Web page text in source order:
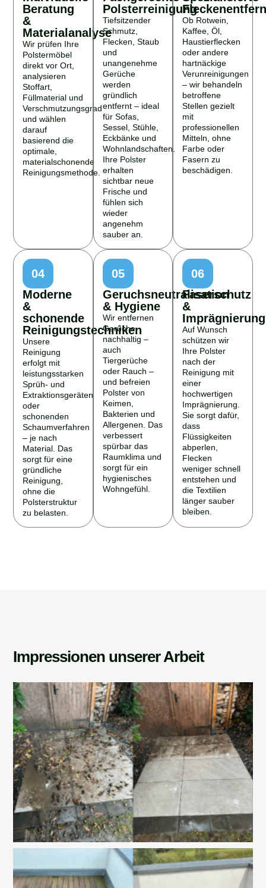
Beratung
&
Materialanalyse
Wir prüfen Ihre
Polstermöbel
direkt vor Ort,
analysieren
Stoffart,
Füllmaterial und
Verschmutzungsgrad
und wählen
darauf
basierend die
optimale,
materialschonende
Reinigungsmethode.
Polsterreinigung
Tiefsitzender
Schmutz,
Flecken, Staub
und
unangenehme
Gerüche
werden
gründlich
entfernt – ideal
für Sofas,
Sessel, Stühle,
Eckbänke und
Wohnlandschaften.
Ihre Polster
erhalten
sichtbar neue
Frische und
fühlen sich
wieder
angenehm
sauber an.
Ob Rotwein,
Kaffee, Öl,
Haustierflecken
oder andere
hartnäckige
Verunreinigungen
– wir behandeln
betroffene
Stellen gezielt
mit
professionellen
Mitteln, ohne
Farbe oder
Fasern zu
beschädigen.
04
Moderne
&
schonende
Reinigungstechniken
Unsere
Reinigung
erfolgt mit
leistungsstarken
Sprüh- und
Extraktionsgeräten
oder
schonenden
Schaumverfahren
– je nach
Material. Das
sorgt für eine
gründliche
Reinigung,
ohne die
Polsterstruktur
zu belasten.
05
Geruchsneutralisation
& Hygiene
Wir entfernen
Gerüche
nachhaltig –
auch
Tiergerüche
oder Rauch –
und befreien
Polster von
Keimen,
Bakterien und
Allergenen. Das
verbessert
spürbar das
Raumklima und
sorgt für ein
hygienisches
Wohngefühl.
06
Faserschutz
&
Imprägnierung
Auf Wunsch
schützen wir
Ihre Polster
nach der
Reinigung mit
einer
hochwertigen
Imprägnierung.
Sie sorgt dafür,
dass
Flüssigkeiten
abperlen,
Flecken
weniger schnell
entstehen und
die Textilien
länger sauber
bleiben.
Impressionen unserer Arbeit